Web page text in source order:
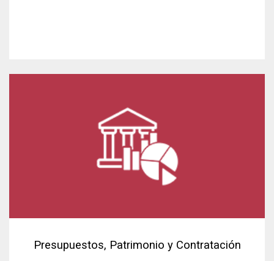
Presupuestos, Patrimonio y Contratación